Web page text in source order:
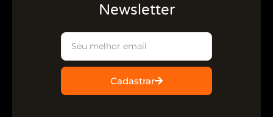
Newsletter
Cadastrar